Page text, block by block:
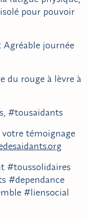
pour pouvoir
journée
du rouge à lèvre à
#tousaidants
votre témoignage
#toussolidaires
#dependance
#liensocial